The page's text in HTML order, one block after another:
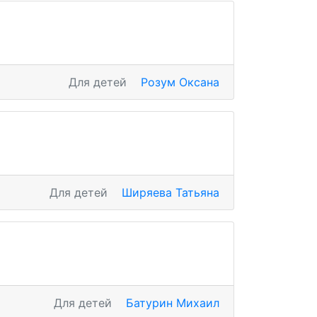
Розум Оксана
Для детей
Ширяева Татьяна
Для детей
Батурин Михаил
Для детей